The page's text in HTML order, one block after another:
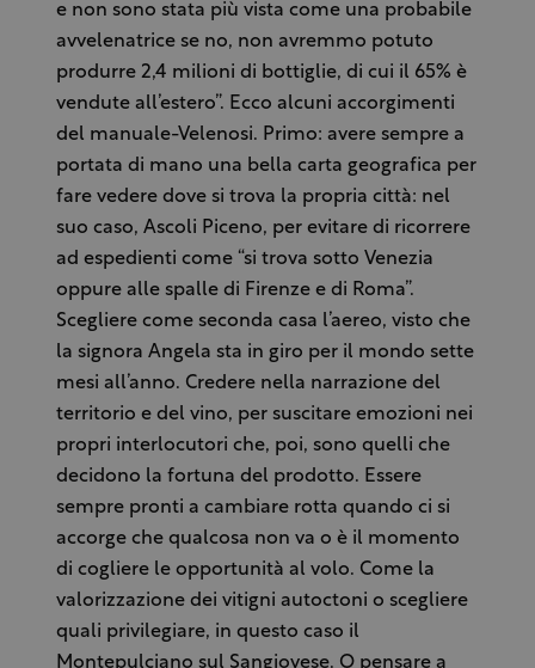
e non sono stata più vista come una probabile
avvelenatrice se no, non avremmo potuto
produrre 2,4 milioni di bottiglie, di cui il 65% è
vendute all’estero”. Ecco alcuni accorgimenti
del manuale-Velenosi. Primo: avere sempre a
portata di mano una bella carta geografica per
fare vedere dove si trova la propria città: nel
suo caso, Ascoli Piceno, per evitare di ricorrere
ad espedienti come “si trova sotto Venezia
oppure alle spalle di Firenze e di Roma”.
Scegliere come seconda casa l’aereo, visto che
la signora Angela sta in giro per il mondo sette
mesi all’anno. Credere nella narrazione del
territorio e del vino, per suscitare emozioni nei
propri interlocutori che, poi, sono quelli che
decidono la fortuna del prodotto. Essere
sempre pronti a cambiare rotta quando ci si
accorge che qualcosa non va o è il momento
di cogliere le opportunità al volo. Come la
valorizzazione dei vitigni autoctoni o scegliere
quali privilegiare, in questo caso il
Montepulciano sul Sangiovese. O pensare a